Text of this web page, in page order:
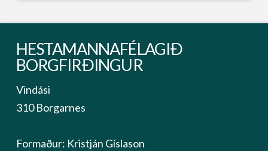
HESTAMANNAFÉLAGIÐ
BORGFIRÐINGUR
Vindási
310 Borgarnes
Formaður: Kristján Gíslason